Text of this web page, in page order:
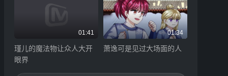
01:41
瑾儿的魔法物让众人大开
眼界
01:34
萧逸可是见过大场面的人